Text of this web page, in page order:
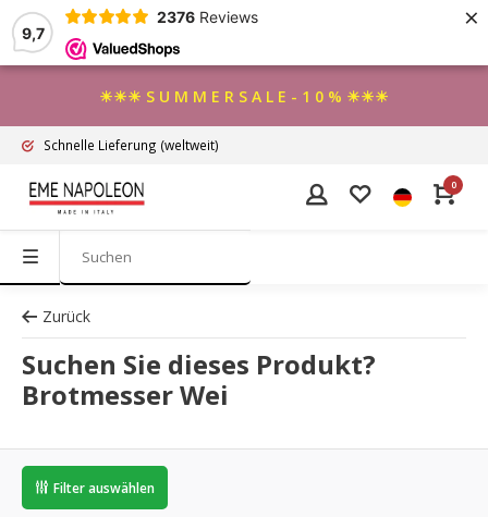
9,7
2376 Reviews ×
☀☀☀ S U M M E R S A L E - 1 0 % ☀☀☀
Schnelle Lieferung (weltweit)
0
Zurück
Suchen Sie dieses Produkt?
Brotmesser Wei
Filter auswählen